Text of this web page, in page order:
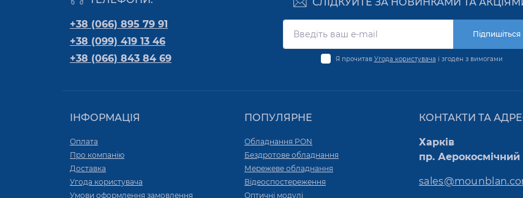
+38 (066) 895 79 91
+38 (099) 419 13 46
+38 (066) 843 84 69
Підпишіться
Я прочитав Угода користувача і згоден з вимогами
ІНФОРМАЦІЯ
Оплата
Про компанію
Доставка
Угода користувача
Умови оформлення замовлення
ПОПУЛЯРНЕ
Обладнання PON
Бездротове обладнання
Мережеве обладнання
Відеоспостереження
Оптичні модулі
КОНТАКТИ ТА
Харків
пр. Аерокосмічний